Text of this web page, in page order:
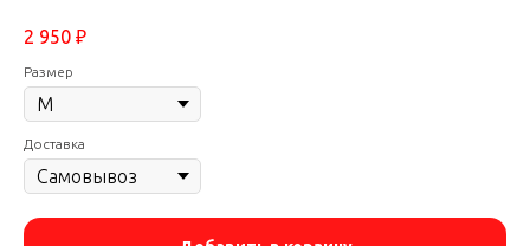
2 950 ₽
Размер
Доставка